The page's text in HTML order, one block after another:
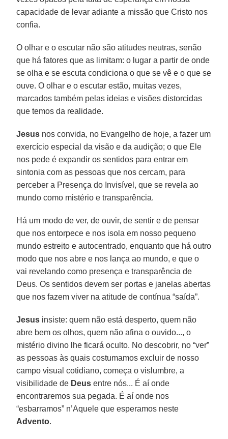
capacidade de levar adiante a missão que Cristo nos
confia.
O olhar e o escutar não são atitudes neutras, senão
que há fatores que as limitam: o lugar a partir de onde
se olha e se escuta condiciona o que se vê e o que se
ouve. O olhar e o escutar estão, muitas vezes,
marcados também pelas ideias e visões distorcidas
que temos da realidade.
Jesus nos convida, no Evangelho de hoje, a fazer um
exercício especial da visão e da audição; o que Ele
nos pede é expandir os sentidos para entrar em
sintonia com as pessoas que nos cercam, para
perceber a Presença do Invisível, que se revela ao
mundo como mistério e transparência.
Há um modo de ver, de ouvir, de sentir e de pensar
que nos entorpece e nos isola em nosso pequeno
mundo estreito e autocentrado, enquanto que há outro
modo que nos abre e nos lança ao mundo, e que o
vai revelando como presença e transparência de
Deus. Os sentidos devem ser portas e janelas abertas
que nos fazem viver na atitude de contínua “saída”.
Jesus insiste: quem não está desperto, quem não
abre bem os olhos, quem não afina o ouvido..., o
mistério divino lhe ficará oculto. No descobrir, no “ver”
as pessoas às quais costumamos excluir de nosso
campo visual cotidiano, começa o vislumbre, a
visibilidade de Deus entre nós... É aí onde
encontraremos sua pegada. É aí onde nos
“esbarramos” n’Aquele que esperamos neste
Advento.